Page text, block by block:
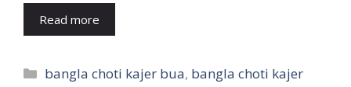
Read more
Categories
bangla choti kajer bua, bangla choti kajer